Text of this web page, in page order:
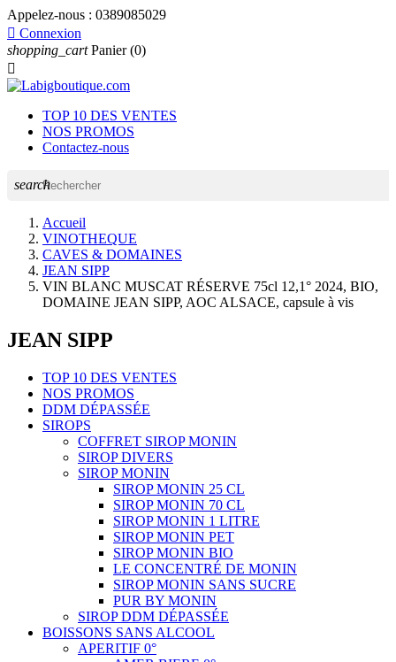
Appelez-nous : 0389085029
 Connexion
shopping_cart Panier (0)

TOP 10 DES VENTES
NOS PROMOS
Contactez-nous
search
Accueil
VINOTHEQUE
CAVES & DOMAINES
JEAN SIPP
VIN BLANC MUSCAT RÉSERVE 75cl 12,1° 2024, BIO,
DOMAINE JEAN SIPP, AOC ALSACE, capsule à vis
JEAN SIPP
TOP 10 DES VENTES
NOS PROMOS
DDM DÉPASSÉE
SIROPS
COFFRET SIROP MONIN
SIROP DIVERS
SIROP MONIN
SIROP MONIN 25 CL
SIROP MONIN 70 CL
SIROP MONIN 1 LITRE
SIROP MONIN PET
SIROP MONIN BIO
LE CONCENTRÉ DE MONIN
SIROP MONIN SANS SUCRE
PUR BY MONIN
SIROP DDM DÉPASSÉE
BOISSONS SANS ALCOOL
APERITIF 0°